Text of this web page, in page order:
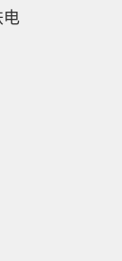
电